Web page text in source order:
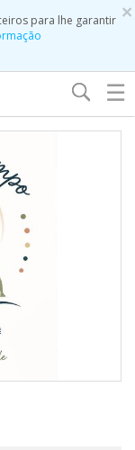
×
para lhe garantir
☰